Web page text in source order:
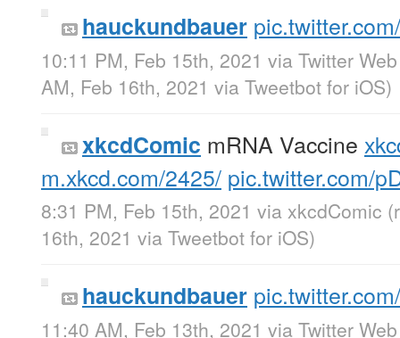
hauckundbauer
10:11 PM, Feb 15th, 2021 via Twitter
AM, Feb 16th, 2021 via Tweetbot for iΟS)
xkcdComic mRNA Vaccine
m.xkcd.com/2425/ pic.twitter.com/
8:31 PM, Feb 15th, 2021 via xkcdComic
16th, 2021 via Tweetbot for iΟS)
hauckundbauer
11:40 AM, Feb 13th, 2021 via Twitter